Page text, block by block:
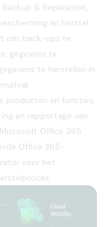
& Replication,
en herstel.
om back-ups te
gegevens te
te herstellen in
producten en functies,
en rapportage van
Office 365
Office 365-
voor het